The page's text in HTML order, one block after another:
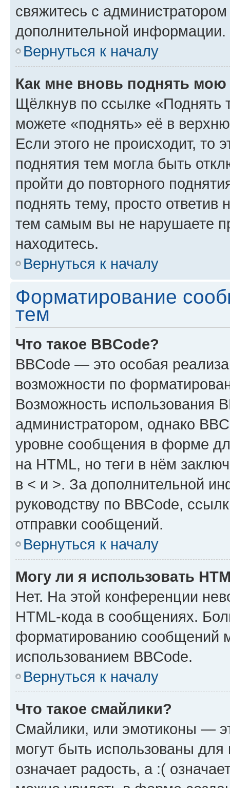
свяжитесь с
дополнительной информации.
Вернуться к началу
Как мне вновь поднять мою
Щёлкнув по ссылке «Поднять
можете «поднять» её в
Если этого не происходит, то
поднятия тем могла быть
пройти до повторного
поднять тему, просто ответив
тем самым вы не нарушаете
находитесь.
Вернуться к началу
Форматирование
тем
Что такое BBCode?
BBCode — это особая
возможности по
Возможность использования
администратором, однако
уровне сообщения в форме
на HTML, но теги в нём
в < и >. За дополнительной
руководству по BBCode,
отправки сообщений.
Вернуться к началу
Могу ли я использовать
Нет. На этой конференции
HTML-кода в сообщениях.
форматированию сообщений
использованием BBCode.
Вернуться к началу
Что такое смайлики?
Смайлики, или эмотиконы —
могут быть использованы
означает радость, а :(